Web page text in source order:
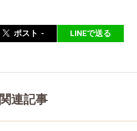
ポスト - LINEで送る
関連記事